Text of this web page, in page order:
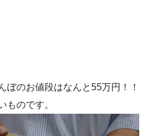
ぼのお値段はなんと55万円！！
ものです。